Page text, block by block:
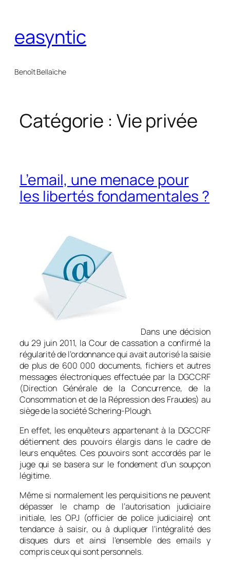
contenu
easyntic
Benoît Bellaïche
Catégorie : Vie privée
L’email, une menace pour
les libertés fondamentales ?
Dans une décision
du 29 juin 2011, la Cour de cassation a confirmé la
régularité de l’ordonnance qui avait autorisé la saisie
de plus de 600 000 documents, fichiers et autres
messages électroniques effectuée par la DGCCRF
(Direction Générale de la Concurrence, de la
Consommation et de la Répression des Fraudes) au
siège de la société Schering-Plough.
En effet, les enquêteurs appartenant à la DGCCRF
détiennent des pouvoirs élargis dans le cadre de
leurs enquêtes. Ces pouvoirs sont accordés par le
juge qui se basera sur le fondement d’un soupçon
légitime.
Même si normalement les perquisitions ne peuvent
dépasser le champ de l’autorisation judiciaire
initiale, les OPJ (officier de police judiciaire) ont
tendance à saisir, ou à dupliquer l’intégralité des
disques durs et ainsi l’ensemble des emails y
compris ceux qui sont personnels.